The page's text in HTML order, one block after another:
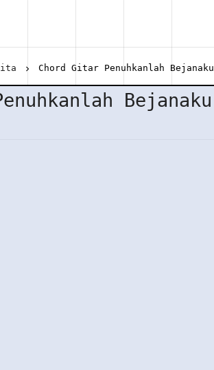
Chord Gitar Penuhkanlah Bejanaku - Nikita
Bejanaku